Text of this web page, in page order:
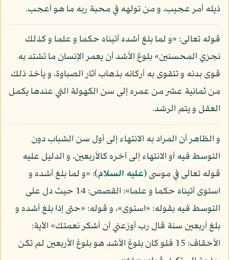
ذيله أمر عجيب، و من تولهه في محبة ربه ما هو أعجب.
قوله تعالى: «و لما بلغ أشده آتيناه حكما و علما و كذلك
نجزي المحسنين» بلوغ الأشد أن يعمر الإنسان ما تشتد به
قوى بدنه و تتقوى به أركانه بذهاب آثار الصباوة، و يأخذ ذلك
من ثمانية عشر من عمره إلى سن الكهولة التي عندها يكمل
العقل و يتم الرشد.
و الظاهر أن المراد به الانتهاء إلى أول سن الشباب دون
التوسط فيه أو الانتهاء إلى آخره كالأربعين، و الدليل عليه
قوله تعالى في موسى(عليه السلام): «و لما بلغ أشده و
استوى آتيناه حكما و علما»: القصص: 14 حيث دل على
التوسط فيه بقوله: «استوى»، و قوله: «حتى إذا بلغ أشده و
بلغ أربعين سنة قال رب أوزعني أن أشكر نعمتك» الآية:
الأحقاف: 15 فلو كان بلوغ الأشد هو بلوغ الأربعين لم تكن